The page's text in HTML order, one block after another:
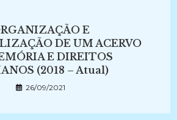
E
DE UM ACERVO
E DIREITOS
(2018 – Atual)
26/09/2021